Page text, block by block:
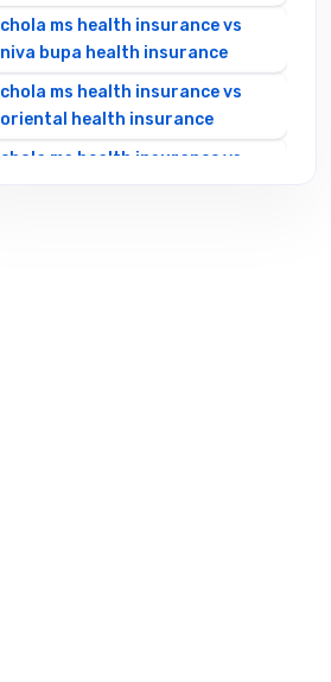
chola ms health insurance vs
niva bupa health insurance
chola ms health insurance vs
oriental health insurance
chola ms health insurance vs